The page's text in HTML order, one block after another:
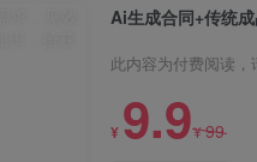
Ai生成合同+传统
此内容为付费阅读，
¥ 9.9¥99